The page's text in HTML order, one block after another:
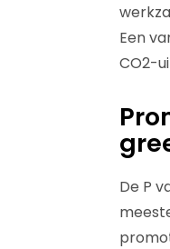
Een
CO2-
De P